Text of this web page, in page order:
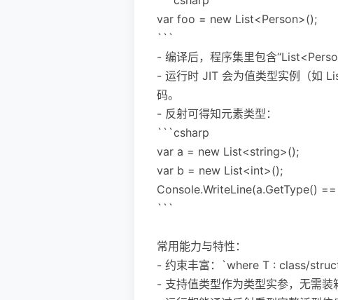
var foo = new List<Person>();
```
- 编译后，程序集里包含
- 运行时 JIT 会为值类型实例（如
码。
- 反射可得知元素类型：
```csharp
var a = new List<string>();
var b = new List<int>();
Console.WriteLine(a.GetType()
```
常用能力与特性：
- 约束丰富：`where T : class/
- 支持值类型作为类型实参，无需装